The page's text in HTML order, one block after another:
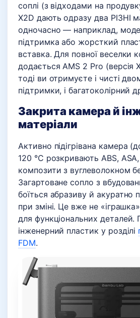
соплі (з відходами на
X2D дають одразу два РІЗНІ
одночасно — наприклад,
підтримка або жорсткий
вставка. Для повної веселки
додається AMS 2 Pro
тоді ви отримуєте і чисті
підтримки, і багатоколірний
Закрита камера й
матеріали
Активно підігрівана камера
120 °C розкривають ABS,
композити з вуглеволокном
Загартоване сопло з
боїться абразиву й акуратно
при зміні. Це вже не
для функціональних деталей.
інженерний пластик у розділі
FDM.